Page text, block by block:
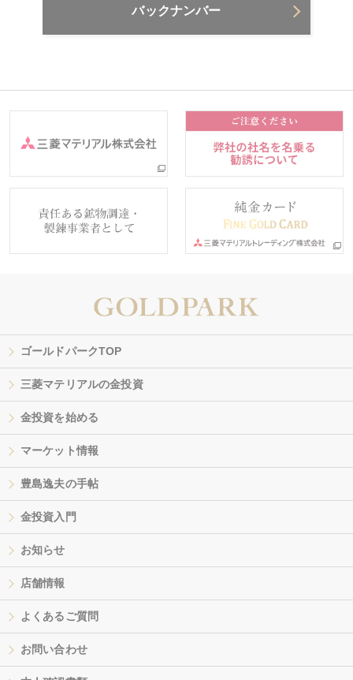
バックナンバー
ゴールドパークTOP
三菱マテリアルの金投資
金投資を始める
マーケット情報
豊島逸夫の手帖
金投資入門
お知らせ
店舗情報
よくあるご質問
お問い合わせ